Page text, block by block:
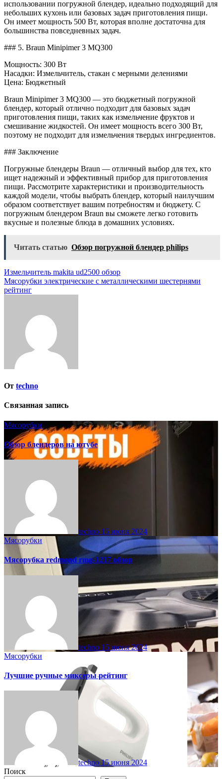
использовании погружной блендер, идеально подходящий для
небольших кухонь или базовых задач приготовления пищи.
Он имеет мощность 500 Вт, которая вполне достаточна для
большинства повседневных задач.
### 5. Braun Minipimer 3 MQ300
Мощность: 300 Вт
Насадки: Измельчитель, стакан с мерными делениями
Цена: Бюджетный
Braun Minipimer 3 MQ300 — это бюджетный погружной
блендер, который отлично подходит для базовых задач
приготовления пищи, таких как измельчение фруктов и
смешивание жидкостей. Он имеет мощность всего 300 Вт,
поэтому не подходит для измельчения твердых ингредиентов.
### Заключение
Погружные блендеры Braun — отличный выбор для тех, кто
ищет надежный и эффективный прибор для приготовления
пищи. Рассмотрите характеристики и производительность
каждой модели, чтобы выбрать блендер, который наилучшим
образом соответствует вашим потребностям и бюджету. С
погружным блендером Braun вы сможете легко готовить
вкусные и полезные блюда в домашних условиях.
Читать статью Обзор погружной блендер philips
Навигация
по
Измельчитель makita ud2500 обзор
Мясорубки электрические с металлическими шестернями
рейтинг
От techno
Связанная запись
Мясорубки
Обзор блендеров на ютубе
techno 15 июня 2024
Мясорубки
Мясорубка redmond rmg-1217 обзор
techno 15 июня 2024
Мясорубки
Лучшие ручные миксеры рейтинг
techno 15 июня 2024
Поиск